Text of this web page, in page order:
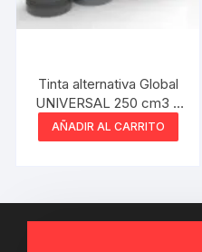
Tinta alternativa Global
UNIVERSAL 250 cm3 –
Light Magenta
AÑADIR AL CARRITO